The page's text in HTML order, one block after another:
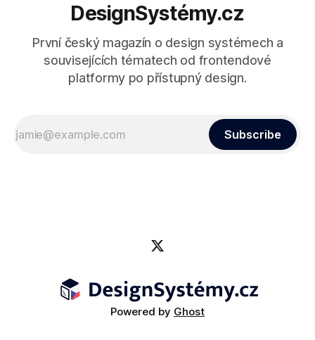
DesignSystémy.cz
První český magazín o design systémech a
souvisejících tématech od frontendové
platformy po přístupný design.
Subscribe
Powered by Ghost